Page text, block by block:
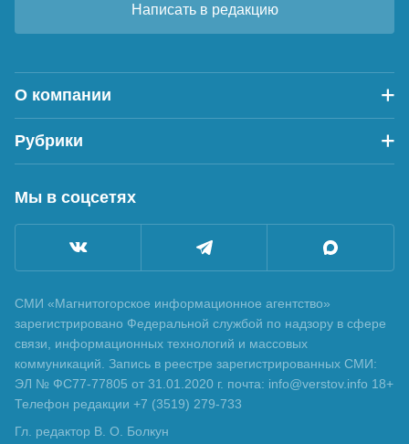
Написать в редакцию
О компании
Рубрики
Мы в соцсетях
СМИ «Магнитогорское информационное агентство»
зарегистрировано Федеральной службой по надзору в сфере
связи, информационных технологий и массовых
коммуникаций. Запись в реестре зарегистрированных СМИ:
ЭЛ № ФС77-77805 от 31.01.2020 г. почта: info@verstov.info 18+
Телефон редакции +7 (3519) 279-733
Гл. редактор В. О. Болкун